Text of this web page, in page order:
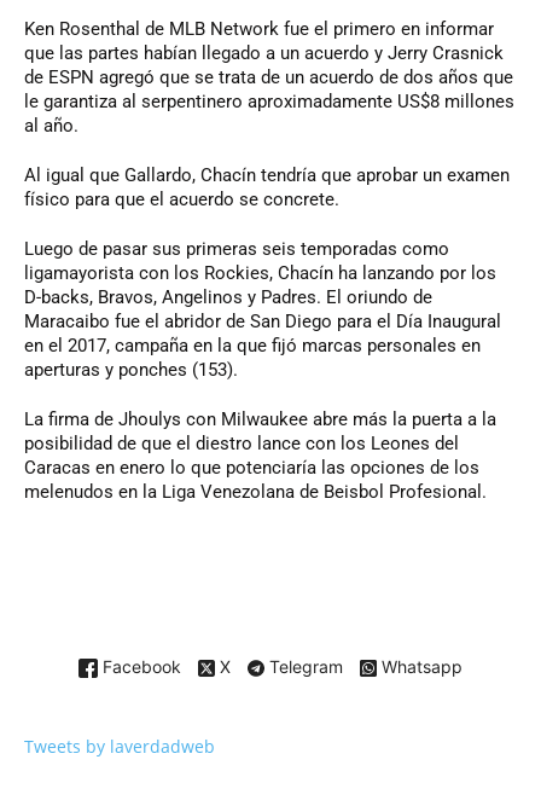
Ken Rosenthal de MLB Network fue el primero en informar
que las partes habían llegado a un acuerdo y Jerry Crasnick
de ESPN agregó que se trata de un acuerdo de dos años que
le garantiza al serpentinero aproximadamente US$8 millones
al año.
Al igual que Gallardo, Chacín tendría que aprobar un examen
físico para que el acuerdo se concrete.
Luego de pasar sus primeras seis temporadas como
ligamayorista con los Rockies, Chacín ha lanzando por los
D-backs, Bravos, Angelinos y Padres. El oriundo de
Maracaibo fue el abridor de San Diego para el Día Inaugural
en el 2017, campaña en la que fijó marcas personales en
aperturas y ponches (153).
La firma de Jhoulys con Milwaukee abre más la puerta a la
posibilidad de que el diestro lance con los Leones del
Caracas en enero lo que potenciaría las opciones de los
melenudos en la Liga Venezolana de Beisbol Profesional.
Facebook X Telegram Whatsapp
Tweets by laverdadweb